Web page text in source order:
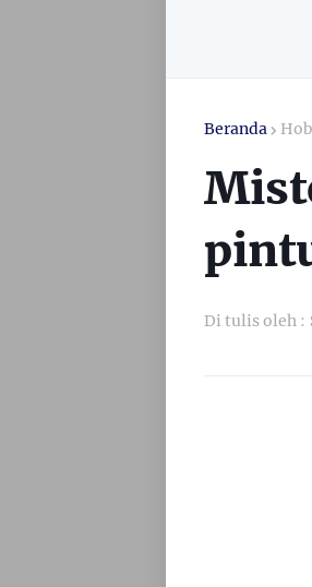
Beranda
Di tulis oleh :